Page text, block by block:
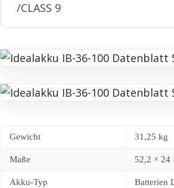
/CLASS 9
Gewicht 31,25 kg
Maße 52,2 × 24
Akku-Typ Batterien